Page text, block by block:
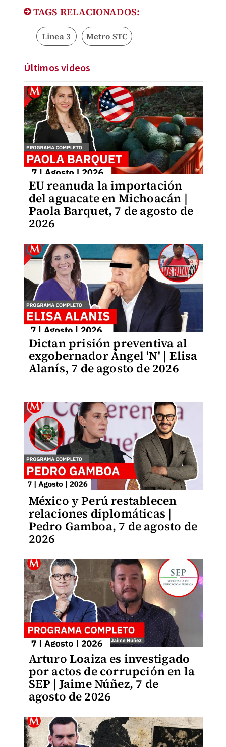
TAGS RELACIONADOS:
Linea 3 Metro STC
Últimos videos
EU reanuda la importación
del aguacate en Michoacán |
Paola Barquet, 7 de agosto de
2026
Dictan prisión preventiva al
exgobernador Ángel 'N' | Elisa
Alanís, 7 de agosto de 2026
México y Perú restablecen
relaciones diplomáticas |
Pedro Gamboa, 7 de agosto de
2026
Arturo Loaiza es investigado
por actos de corrupción en la
SEP | Jaime Núñez, 7 de
agosto de 2026